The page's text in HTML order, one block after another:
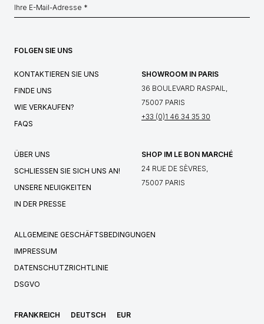
FOLGEN SIE UNS
KONTAKTIEREN SIE UNS
FINDE UNS
WIE VERKAUFEN?
FAQS
SHOWROOM IN PARIS
36 BOULEVARD RASPAIL,
75007 PARIS
+33 (0)1 46 34 35 30
ÜBER UNS
SCHLIESSEN SIE SICH UNS AN!
UNSERE NEUIGKEITEN
IN DER PRESSE
SHOP IM LE BON MARCHÉ
24 RUE DE SÈVRES,
75007 PARIS
ALLGEMEINE GESCHÄFTSBEDINGUNGEN
IMPRESSUM
DATENSCHUTZRICHTLINIE
DSGVO
FRANKREICH DEUTSCH EUR